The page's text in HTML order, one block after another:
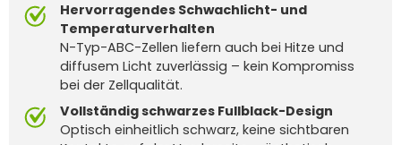
Hervorragendes Schwachlicht- und
Temperaturverhalten
N-Typ-ABC-Zellen liefern auch bei Hitze und
diffusem Licht zuverlässig – kein Kompromiss
bei der Zellqualität.
Vollständig schwarzes Fullblack-Design
Optisch einheitlich schwarz, keine sichtbaren